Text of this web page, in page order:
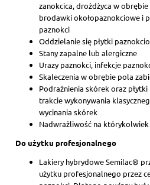
zanokcica, drożdżyca w
brodawki okołopaznokciowe i
paznokci
Oddzielanie się płytki
Stany zapalne lub alergiczne
Urazy paznokci, infekcje
Skaleczenia w obrębie pola
Podrażnienia skórek oraz
trakcie wykonywania
wycinania skórek
Nadwrażliwość na
Do użytku profesjonalnego
Lakiery hybrydowe Semilac®
użytku profesjonalnego przez